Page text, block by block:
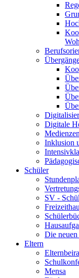
Digitale
Inklusion
Schüler
SV -
Die
Eltern
Mensa